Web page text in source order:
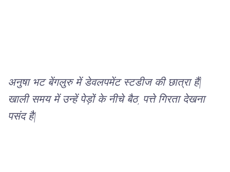
अनुषा भट बेंगलुरु में डेवलपमेंट स्टडीज की छात्रा हैं|
खाली समय में उन्हें पेड़ों के नीचे बैठ, पत्ते गिरता देखना
पसंद है|